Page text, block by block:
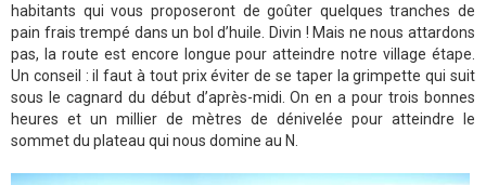
habitants qui vous proposeront de goûter quelques tranches de
pain frais trempé dans un bol d’huile. Divin ! Mais ne nous attardons
pas, la route est encore longue pour atteindre notre village étape.
Un conseil : il faut à tout prix éviter de se taper la grimpette qui suit
sous le cagnard du début d’après-midi. On en a pour trois bonnes
heures et un millier de mètres de dénivelée pour atteindre le
sommet du plateau qui nous domine au N.